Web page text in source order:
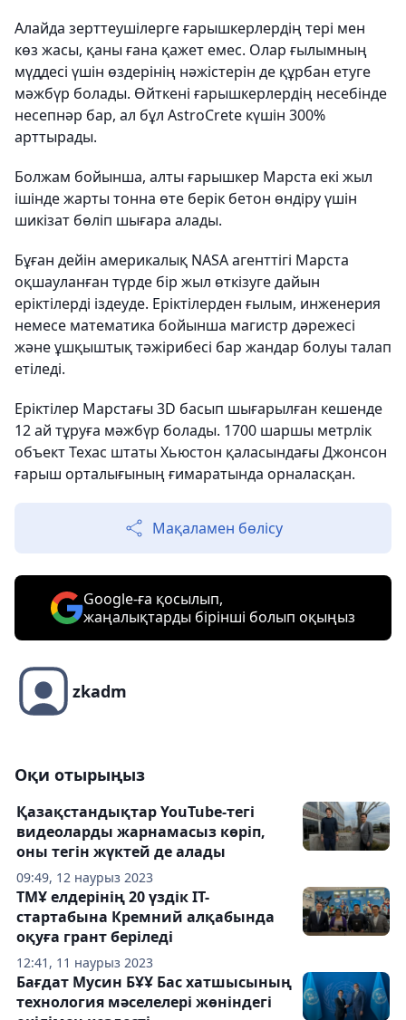
Алайда зерттеушілерге ғарышкерлердің тері мен
көз жасы, қаны ғана қажет емес. Олар ғылымның
мүддесі үшін өздерінің нәжістерін де құрбан етуге
мәжбүр болады. Өйткені ғарышкерлердің несебінде
несепнәр бар, ал бұл AstroCrete күшін 300%
арттырады.
Болжам бойынша, алты ғарышкер Марста екі жыл
ішінде жарты тонна өте берік бетон өндіру үшін
шикізат бөліп шығара алады.
Бұған дейін америкалық NASA агенттігі Марста
оқшауланған түрде бір жыл өткізуге дайын
еріктілерді іздеуде. Еріктілерден ғылым, инженерия
немесе математика бойынша магистр дәрежесі
және ұшқыштық тәжірибесі бар жандар болуы талап
етіледі.
Еріктілер Марстағы 3D басып шығарылған кешенде
12 ай тұруға мәжбүр болады. 1700 шаршы метрлік
объект Техас штаты Хьюстон қаласындағы Джонсон
ғарыш орталығының ғимаратында орналасқан.
Мақаламен бөлісу
Google-ға қосылып,
жаңалықтарды бірінші болып оқыңыз
zkadm
Оқи отырыңыз
09:49, 12 наурыз 2023
Қазақстандықтар YouTube-тегі
видеоларды жарнамасыз көріп,
оны тегін жүктей де алады
12:41, 11 наурыз 2023
ТМҰ елдерінің 20 үздік IT-
стартабына Кремний алқабында
оқуға грант беріледі
Бағдат Мусин БҰҰ Бас хатшысының
технология мәселелері жөніндегі